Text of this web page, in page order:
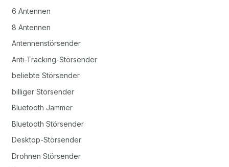
6 Antennen
8 Antennen
Antennenstörsender
Anti-Tracking-Störsender
beliebte Störsender
billiger Störsender
Bluetooth Jammer
Bluetooth Störsender
Desktop-Störsender
Drohnen Störsender